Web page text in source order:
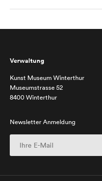
Verwaltung
Kunst Museum Winterthur
Museumstrasse 52
8400 Winterthur
Newsletter Anmeldung